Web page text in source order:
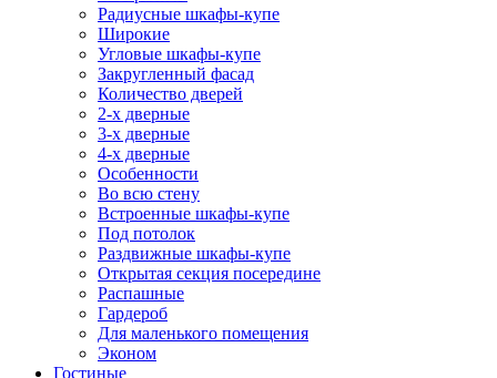
Радиусные шкафы-купе
Широкие
Угловые шкафы-купе
Закругленный фасад
Количество дверей
2-х дверные
3-х дверные
4-х дверные
Особенности
Во всю стену
Встроенные шкафы-купе
Под потолок
Раздвижные шкафы-купе
Открытая секция посередине
Распашные
Гардероб
Для маленького помещения
Эконом
Гостиные